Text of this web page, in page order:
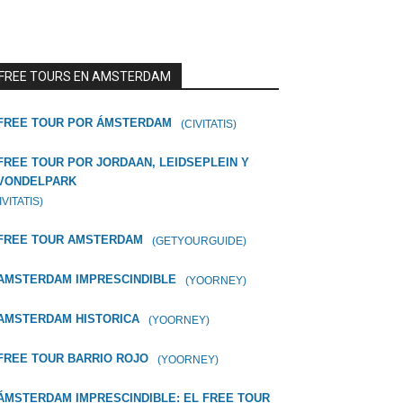
TOURS EN AMSTERDAM
TOUR POR ÁMSTERDAM (CIVITATIS)
TOUR POR JORDAAN, LEIDSEPLEIN Y
TOUR AMSTERDAM (GETYOURGUIDE)
IMPRESCINDIBLE (YOORNEY)
HISTORICA (YOORNEY)
TOUR BARRIO ROJO (YOORNEY)
IMPRESCINDIBLE: EL FREE TOUR